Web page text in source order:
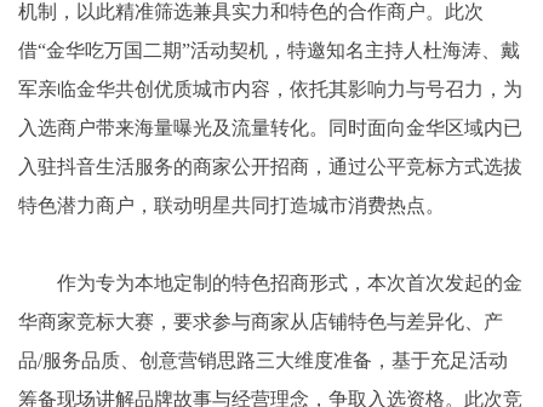
机制，以此精准筛选兼具实力和特色的合作商户。此次
借“金华吃万国二期”活动契机，特邀知名主持人杜海涛、戴
军亲临金华共创优质城市内容，依托其影响力与号召力，为
入选商户带来海量曝光及流量转化。同时面向金华区域内已
入驻抖音生活服务的商家公开招商，通过公平竞标方式选拔
特色潜力商户，联动明星共同打造城市消费热点。
作为专为本地定制的特色招商形式，本次首次发起的金
华商家竞标大赛，要求参与商家从店铺特色与差异化、产
品/服务品质、创意营销思路三大维度准备，基于充足活动
筹备现场讲解品牌故事与经营理念，争取入选资格。此次竞